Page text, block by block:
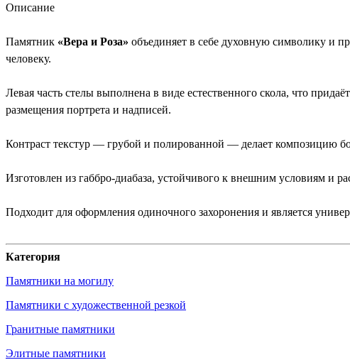
Описание
Памятник «Вера и Роза» объединяет в себе духовную символику и
человеку.
Левая часть стелы выполнена в виде естественного скола, что
размещения портрета и надписей.
Контраст текстур — грубой и полированной — делает композицию
Изготовлен из габбро-диабаза, устойчивого к внешним условиям и
Подходит для оформления одиночного захоронения и является
Категория
Памятники на могилу
Памятники с художественной резкой
Гранитные памятники
Элитные памятники